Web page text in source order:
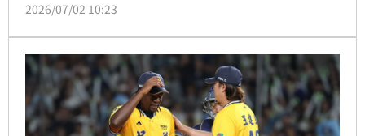
上，樂天桃猿以9：6拿下勝利。
2026/07/02 10:23